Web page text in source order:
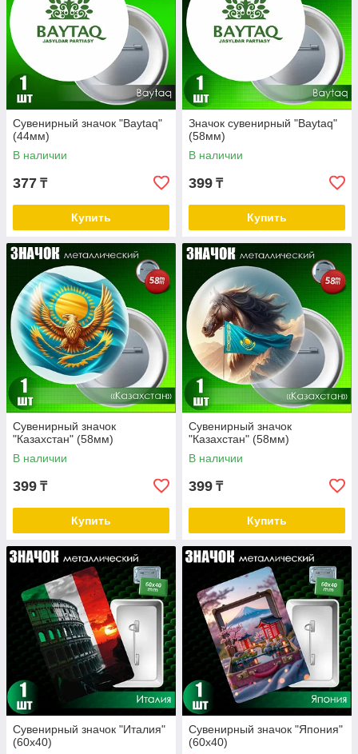
Сувенирный значок "Baytaq"
(44мм)
В наличии
377 ₸
Купить
Значок сувенирный "Baytaq"
(58мм)
В наличии
399 ₸
Купить
Сувенирный значок
"Казахстан" (58мм)
В наличии
399 ₸
Купить
Сувенирный значок
"Казахстан" (58мм)
В наличии
399 ₸
Купить
Сувенирный значок "Италия"
(60х40)
Сувенирный значок "Япония"
(60х40)